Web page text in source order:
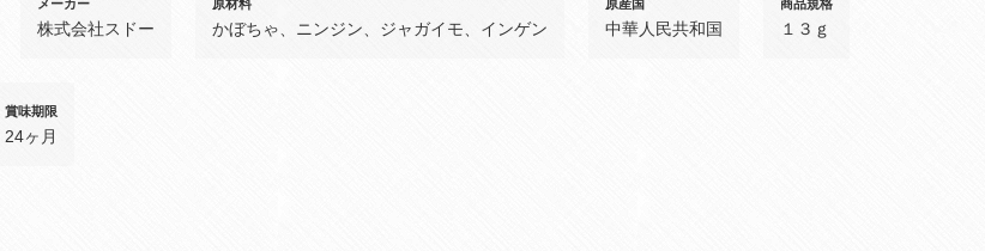
メーカー
株式会社スドー
原材料
かぼちゃ、ニンジン、ジャガイモ、インゲン
原産国
中華人民共和国
商品規格
１３ｇ
賞味期限
24ヶ月